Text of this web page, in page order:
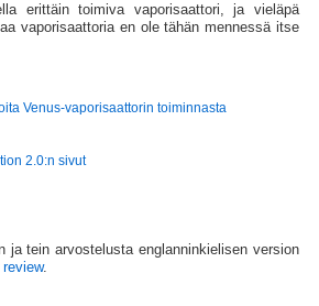
erittäin toimiva vaporisaattori, ja vieläpä
vaporisaattoria en ole tähän mennessä itse
Venus-vaporisaattorin toiminnasta
2.0:n sivut
ja tein arvostelusta englanninkielisen version
.